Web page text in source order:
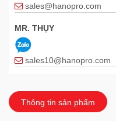
sales@hanopro.com
MR. THỤY
sales10@hanopro.com
kinhdoanh@hanopro.com
Thông tin sản phẩm